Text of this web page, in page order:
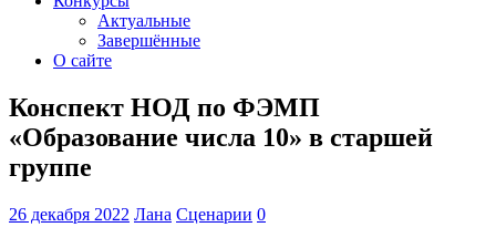
Актуальные
Завершённые
О сайте
Конспект НОД по ФЭМП
«Образование числа 10» в старшей
группе
26 декабря 2022 Лана Сценарии 0